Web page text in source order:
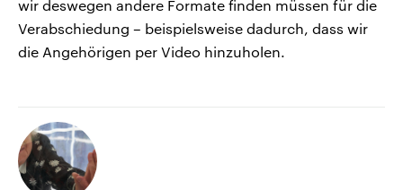
wir deswegen andere Formate finden müssen für die
Verabschiedung – beispielsweise dadurch, dass wir
die Angehörigen per Video hinzuholen.